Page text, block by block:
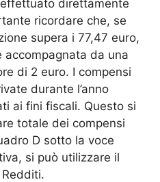
direttamente
ricordare che, se
supera i 77,47 euro,
accompagnata da una
di 2 euro. I compensi
durante l’anno
ai fini fiscali. Questo si
totale dei compensi
D sotto la voce
si può utilizzare il